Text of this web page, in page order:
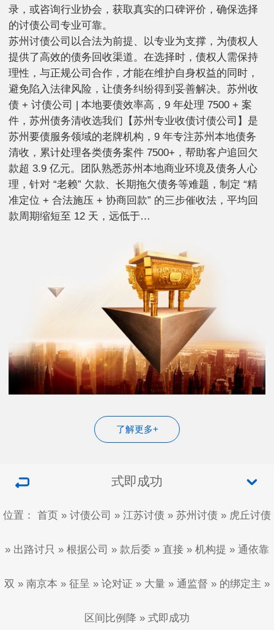
录，或咨询行业协会，获取真实的口碑评价，确保选择
的讨债公司专业可靠。
苏州讨债公司以合法为前提、以专业为支撑，为债权人
提供了高效的债务回收渠道。在选择时，债权人需保持
理性，与正规公司合作，才能在维护自身权益的同时，
避免陷入法律风险，让债务纠纷得到妥善解决。苏州收
债 + 讨债公司 | 本地要债效率高，9 年处理 7500 + 案
件，苏州债务清收选我们【苏州专业收债讨债公司】是
苏州要债服务领域的老牌机构，9 年专注苏州本地债务
清收，累计处理各类债务案件 7500+，帮助客户追回欠
款超 3.9 亿元。团队熟悉苏州本地商业环境及债务人心
理，针对 “老赖” 欠款、长期拖欠债务等难题，制定 “精
准定位 + 合法施压 + 协商回款” 的三步催收法，平均回
款周期缩短至 12 天，远低于…
了解更多+
式即成功
位置： 首页 » 讨债公司 » 江苏讨债 » 苏州讨债 » 虎丘讨债
» 出路讨只 » 根据公司 » 款后委 » 直接 » 机构提 » 通依靠
双 » 南京本 » 征呈 » 论对证 » 大量 » 通监督 » 的绑定主 »
区间比例降 » 式即成功